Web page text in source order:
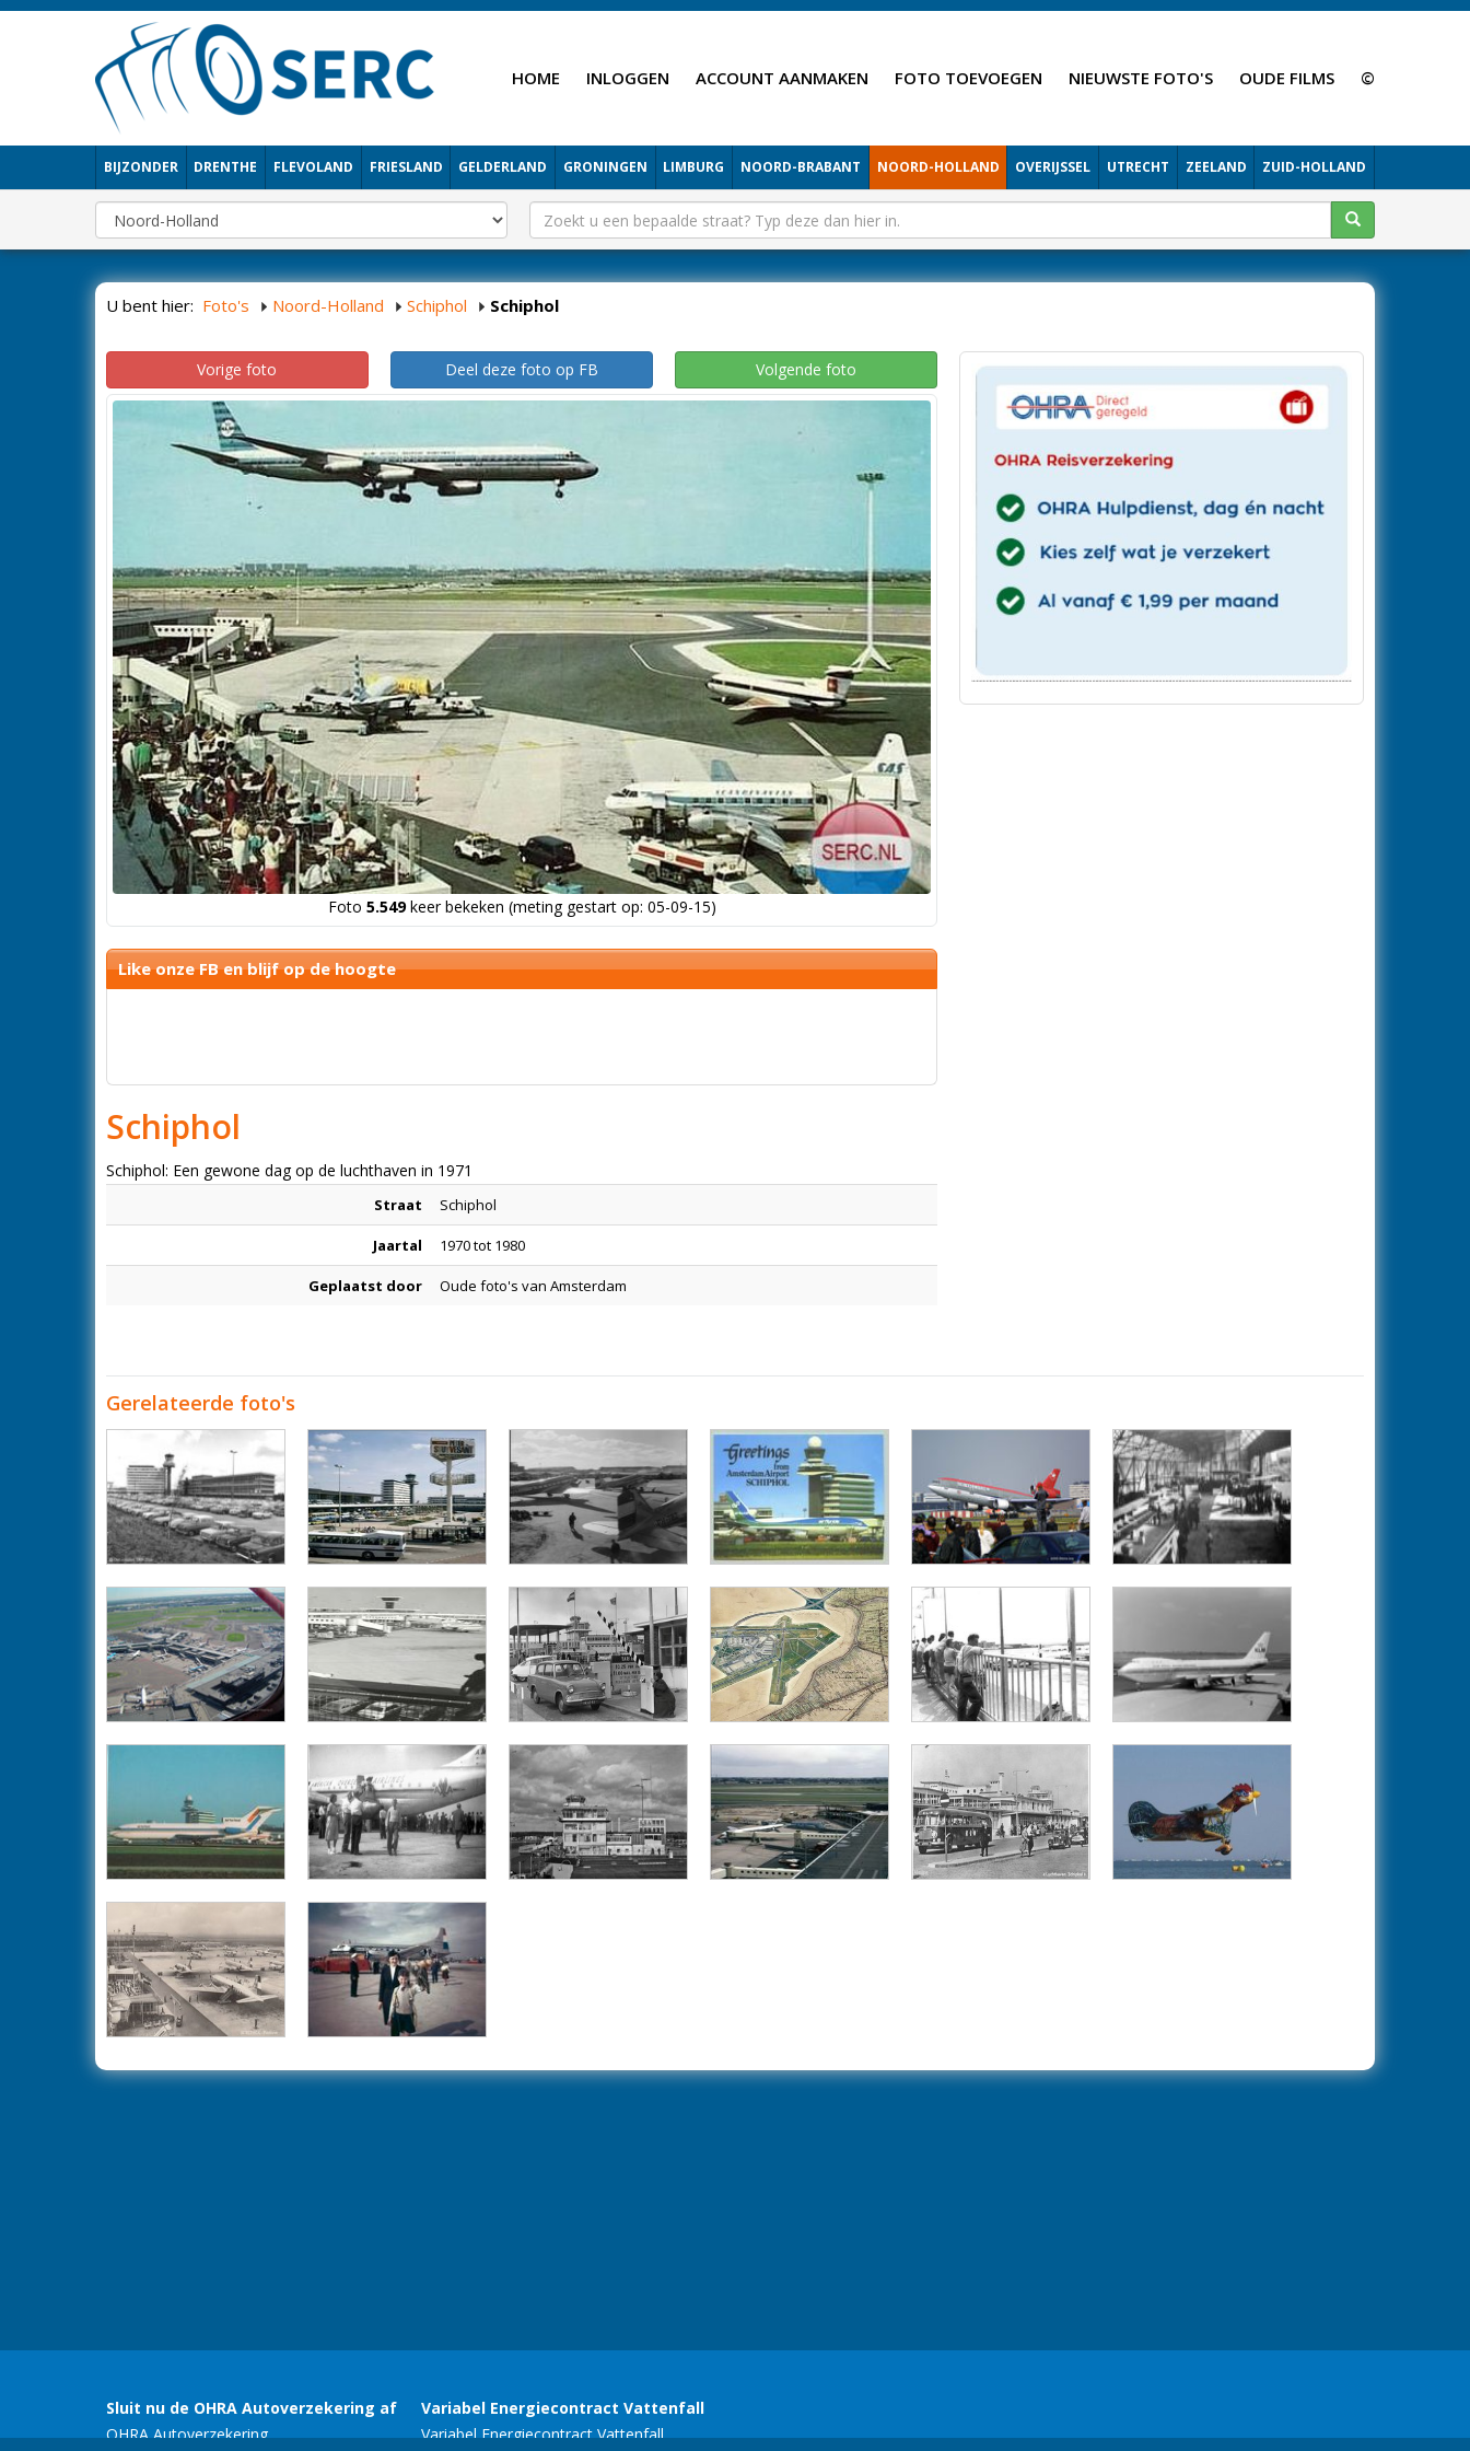
HOME INLOGGEN ACCOUNT AANMAKEN FOTO TOEVOEGEN NIEUWSTE FOTO'S OUDE FILMS ©
BIJZONDER DRENTHE FLEVOLAND FRIESLAND GELDERLAND GRONINGEN LIMBURG NOORD-BRABANT NOORD-HOLLAND OVERIJSSEL UTRECHT ZEELAND ZUID-HOLLAND
U bent hier: Foto's Noord-Holland Schiphol Schiphol
Vorige foto Deel deze foto op FB Volgende foto
Foto 5.549keer bekeken (meting gestart op: 05-09-15)
Like onze FB en blijf op de hoogte
Schiphol
Schiphol: Een gewone dag op de luchthaven in 1971
Straat Schiphol
Jaartal 1970 tot 1980
Geplaatst door Oude foto's van Amsterdam
Gerelateerde foto's